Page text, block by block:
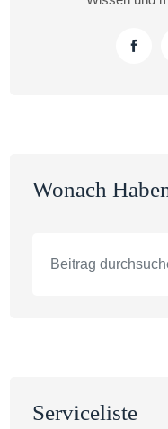
Wonach
Serviceliste